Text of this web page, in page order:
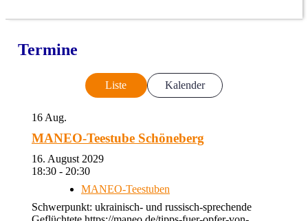
Termine
Liste Kalender
16 Aug.
MANEO-Teestube Schöneberg
16. August 2029
18:30 - 20:30
MANEO-Teestuben
Schwerpunkt: ukrainisch- und russisch-sprechende